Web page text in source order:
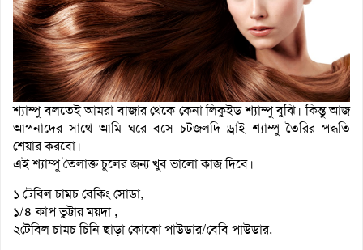
শ্যাম্পু বলতেই আমরা বাজার থেকে কেনা লিকুইড শ্যাম্পু বুঝি। কিন্তু আজ
আপনাদের সাথে আমি ঘরে বসে চটজলদি ড্ৰাই শ্যাম্পু তৈরির পদ্ধতি
শেয়ার করবো।
এই শ্যাম্পু তৈলাক্ত চুলের জন্য খুব ভালো কাজ দিবে।
১ টেবিল চামচ বেকিং সোডা,
১/৪ কাপ ভুট্টার ময়দা ,
২টেবিল চামচ চিনি ছাড়া কোকো পাউডার/বেবি পাউডার,